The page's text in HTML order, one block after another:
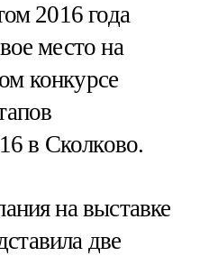
2016 года
место на
конкурсе
в Сколково.
на выставке
две